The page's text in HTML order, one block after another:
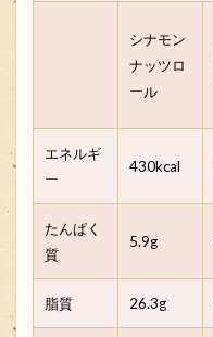
シナモン
ナッツロ
ール
エネルギ
ー
430kcal
たんぱく
質
5.9g
脂質 26.3g